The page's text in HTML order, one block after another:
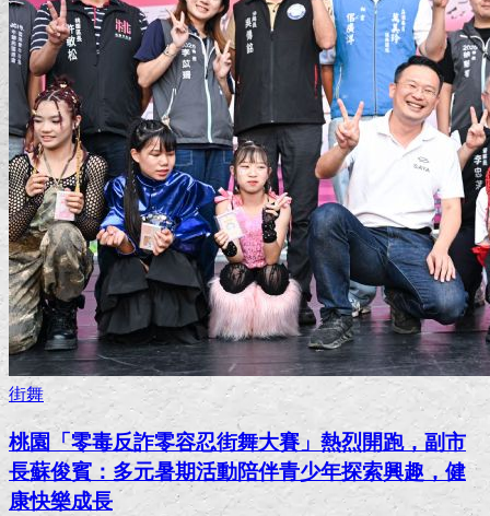
街舞
桃園「零毒反詐零容忍街舞大賽」熱烈開跑，副市
長蘇俊賓：多元暑期活動陪伴青少年探索興趣，健
康快樂成長